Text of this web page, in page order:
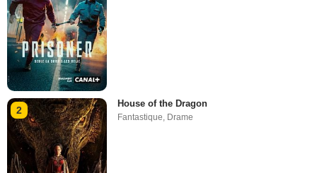
2
House of the Dragon
Fantastique Drame